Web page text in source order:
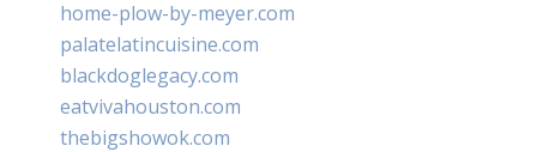
home-plow-by-meyer.com
palatelatincuisine.com
blackdoglegacy.com
eatvivahouston.com
thebigshowok.com